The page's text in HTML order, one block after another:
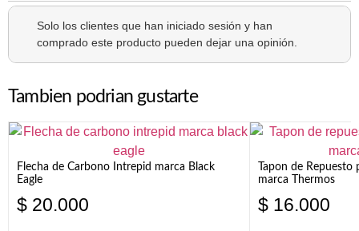
Solo los clientes que han iniciado sesión y han
comprado este producto pueden dejar una opinión.
Tambien podrian gustarte
Flecha de Carbono Intrepid marca Black
Eagle
$ 20.000
Tapon de Repuesto
marca Thermos
$ 16.000